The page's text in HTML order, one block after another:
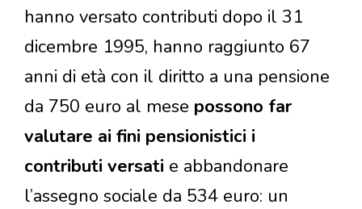
hanno versato contributi dopo il 31
dicembre 1995, hanno raggiunto 67
anni di età con il diritto a una pensione
da 750 euro al mese possono far
valutare ai fini pensionistici i
contributi versati e abbandonare
l’assegno sociale da 534 euro: un